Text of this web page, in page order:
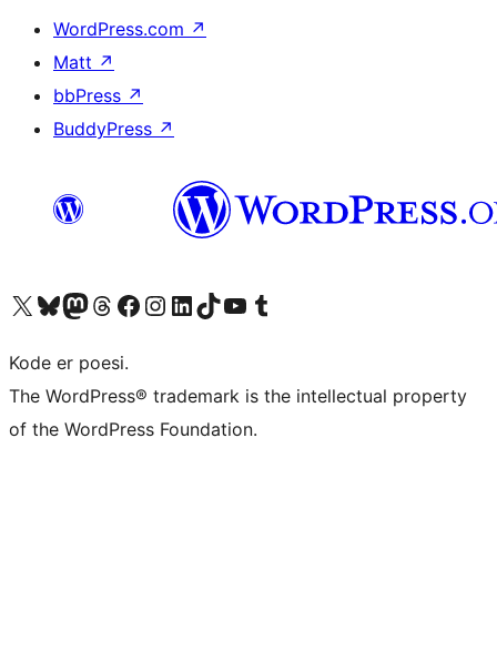
WordPress.com ↗
Matt ↗
bbPress ↗
BuddyPress ↗
Besøk vår konto på X Visit our Bluesky account
Besøk vår Mastodon-konto
Visit our Threads account
Besøk vår Facebook-sideBesøk vår Instagram-konto
Besøk vår LinkedIn-konto
Visit our TikTok account
Visit our YouTube channel
Visit our Tumblr account
Kode er poesi.
The WordPress® trademark is the intellectual property
of the WordPress Foundation.